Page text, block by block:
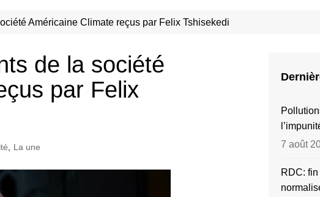
Américaine Climate reçus par Felix Tshisekedi
de la société
par Felix
, La une
7 août
RDC: